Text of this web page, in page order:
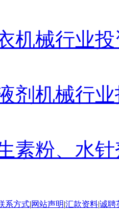
机械行业
剂机械行
素粉、水
系方式|网站声明|汇款资料|诚聘